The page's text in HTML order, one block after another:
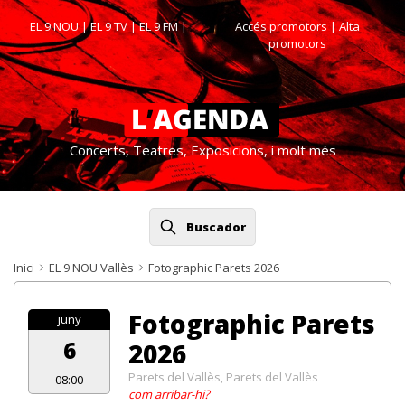
EL 9 NOU|EL 9 TV|EL 9 FM| Accés promotors| Alta
promotors
Concerts, Teatres, Exposicions, i molt més
Buscador
Inici EL 9 NOU Vallès Fotographic Parets 2026
juny
6
08:00
Fotographic Parets
2026
Parets del Vallès, Parets del Vallès
com arribar-hi?